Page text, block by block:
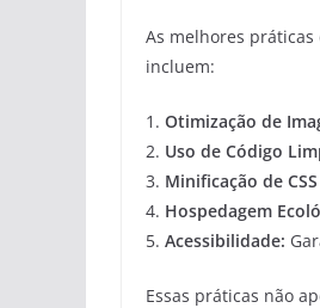
As melhores
incluem:
1. Otimização de
2. Uso de Código
3. Minificação de CSS
4. Hospedagem
5. Acessibilidade:
Essas práticas não